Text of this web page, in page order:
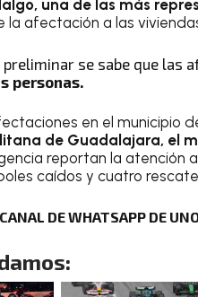
una de las más
la afectación a las
preliminar se sabe que las
personas.
en el municipio
de Guadalajara, el
reportan la atención
caídos y cuatro
DE WHATSAPP DE